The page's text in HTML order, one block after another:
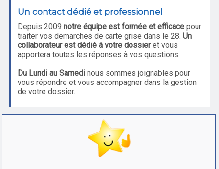
Un contact dédié et professionnel
Depuis 2009 notre équipe est formée et efficacepour
traiter vos demarches de carte grise dans le 28. Un
collaborateur est dédié à votre dossieret vous
apportera toutes les réponses à vos questions.
Du Lundi au Samedinous sommes joignables pour
vous répondre et vous accompagner dans la gestion
de votre dossier.